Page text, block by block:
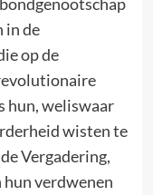
in de
op de
hun, weliswaar
wisten te
Vergadering,
verdwenen